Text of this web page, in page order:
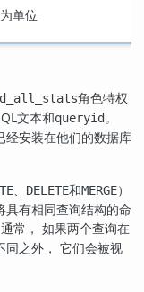
单位
角色特权
文本和queryid。
经安装在他们的数据库
、 DELETE和MERGE）
具有相同查询结构的命
常， 如果两个查询在
同之外， 它们会被视